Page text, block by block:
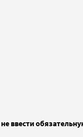
ввести